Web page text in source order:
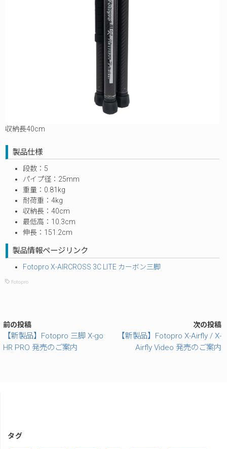
収納長40cm
製品仕様
段数：5
パイプ径：25mm
重量：0.81kg
耐荷重：4kg
収納長：40cm
最低高：10.3cm
伸長：151.2cm
製品情報ページリンク
Fotopro X-AIRCROSS 3C LITE カーボン三脚
Fotopro
前の投稿
【新製品】Fotopro 三脚 X-go
HR PRO 発売のご案内
次の投稿
【新製品】Fotopro X-Airfly / X-
Airfly Video 発売のご案内
タグ